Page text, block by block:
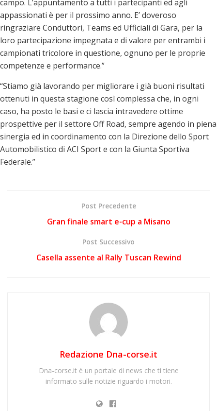
campo. L’appuntamento a tutti i partecipanti ed agli
appassionati è per il prossimo anno. E’ doveroso
ringraziare Conduttori, Teams ed Ufficiali di Gara, per la
loro partecipazione impegnata e di valore per entrambi i
campionati tricolore in questione, ognuno per le proprie
competenze e performance.”
“Stiamo già lavorando per migliorare i già buoni risultati
ottenuti in questa stagione così complessa che, in ogni
caso, ha posto le basi e ci lascia intravedere ottime
prospettive per il settore Off Road, sempre agendo in piena
sinergia ed in coordinamento con la Direzione dello Sport
Automobilistico di ACI Sport e con la Giunta Sportiva
Federale.”
Post Precedente
Gran finale smart e-cup a Misano
Post Successivo
Casella assente al Rally Tuscan Rewind
Redazione Dna-corse.it
Dna-corse.it è un portale di news che ti tiene
informato sulle notizie riguardo i motori.